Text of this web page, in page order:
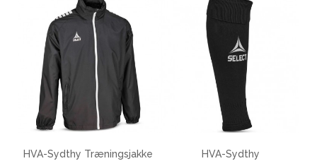
LÆG I KURV LÆG I KURV
HVA-Sydthy Træningsjakke
HVA-Sydthy